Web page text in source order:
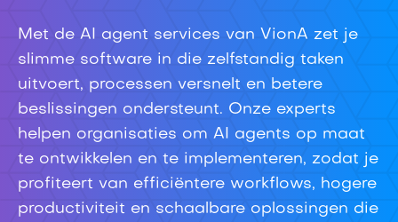
Met de AI agent services van VionA zet je
slimme software in die zelfstandig taken
uitvoert, processen versnelt en betere
beslissingen ondersteunt. Onze experts
helpen organisaties om AI agents op maat
te ontwikkelen en te implementeren, zodat je
profiteert van efficiëntere workflows, hogere
productiviteit en schaalbare oplossingen die